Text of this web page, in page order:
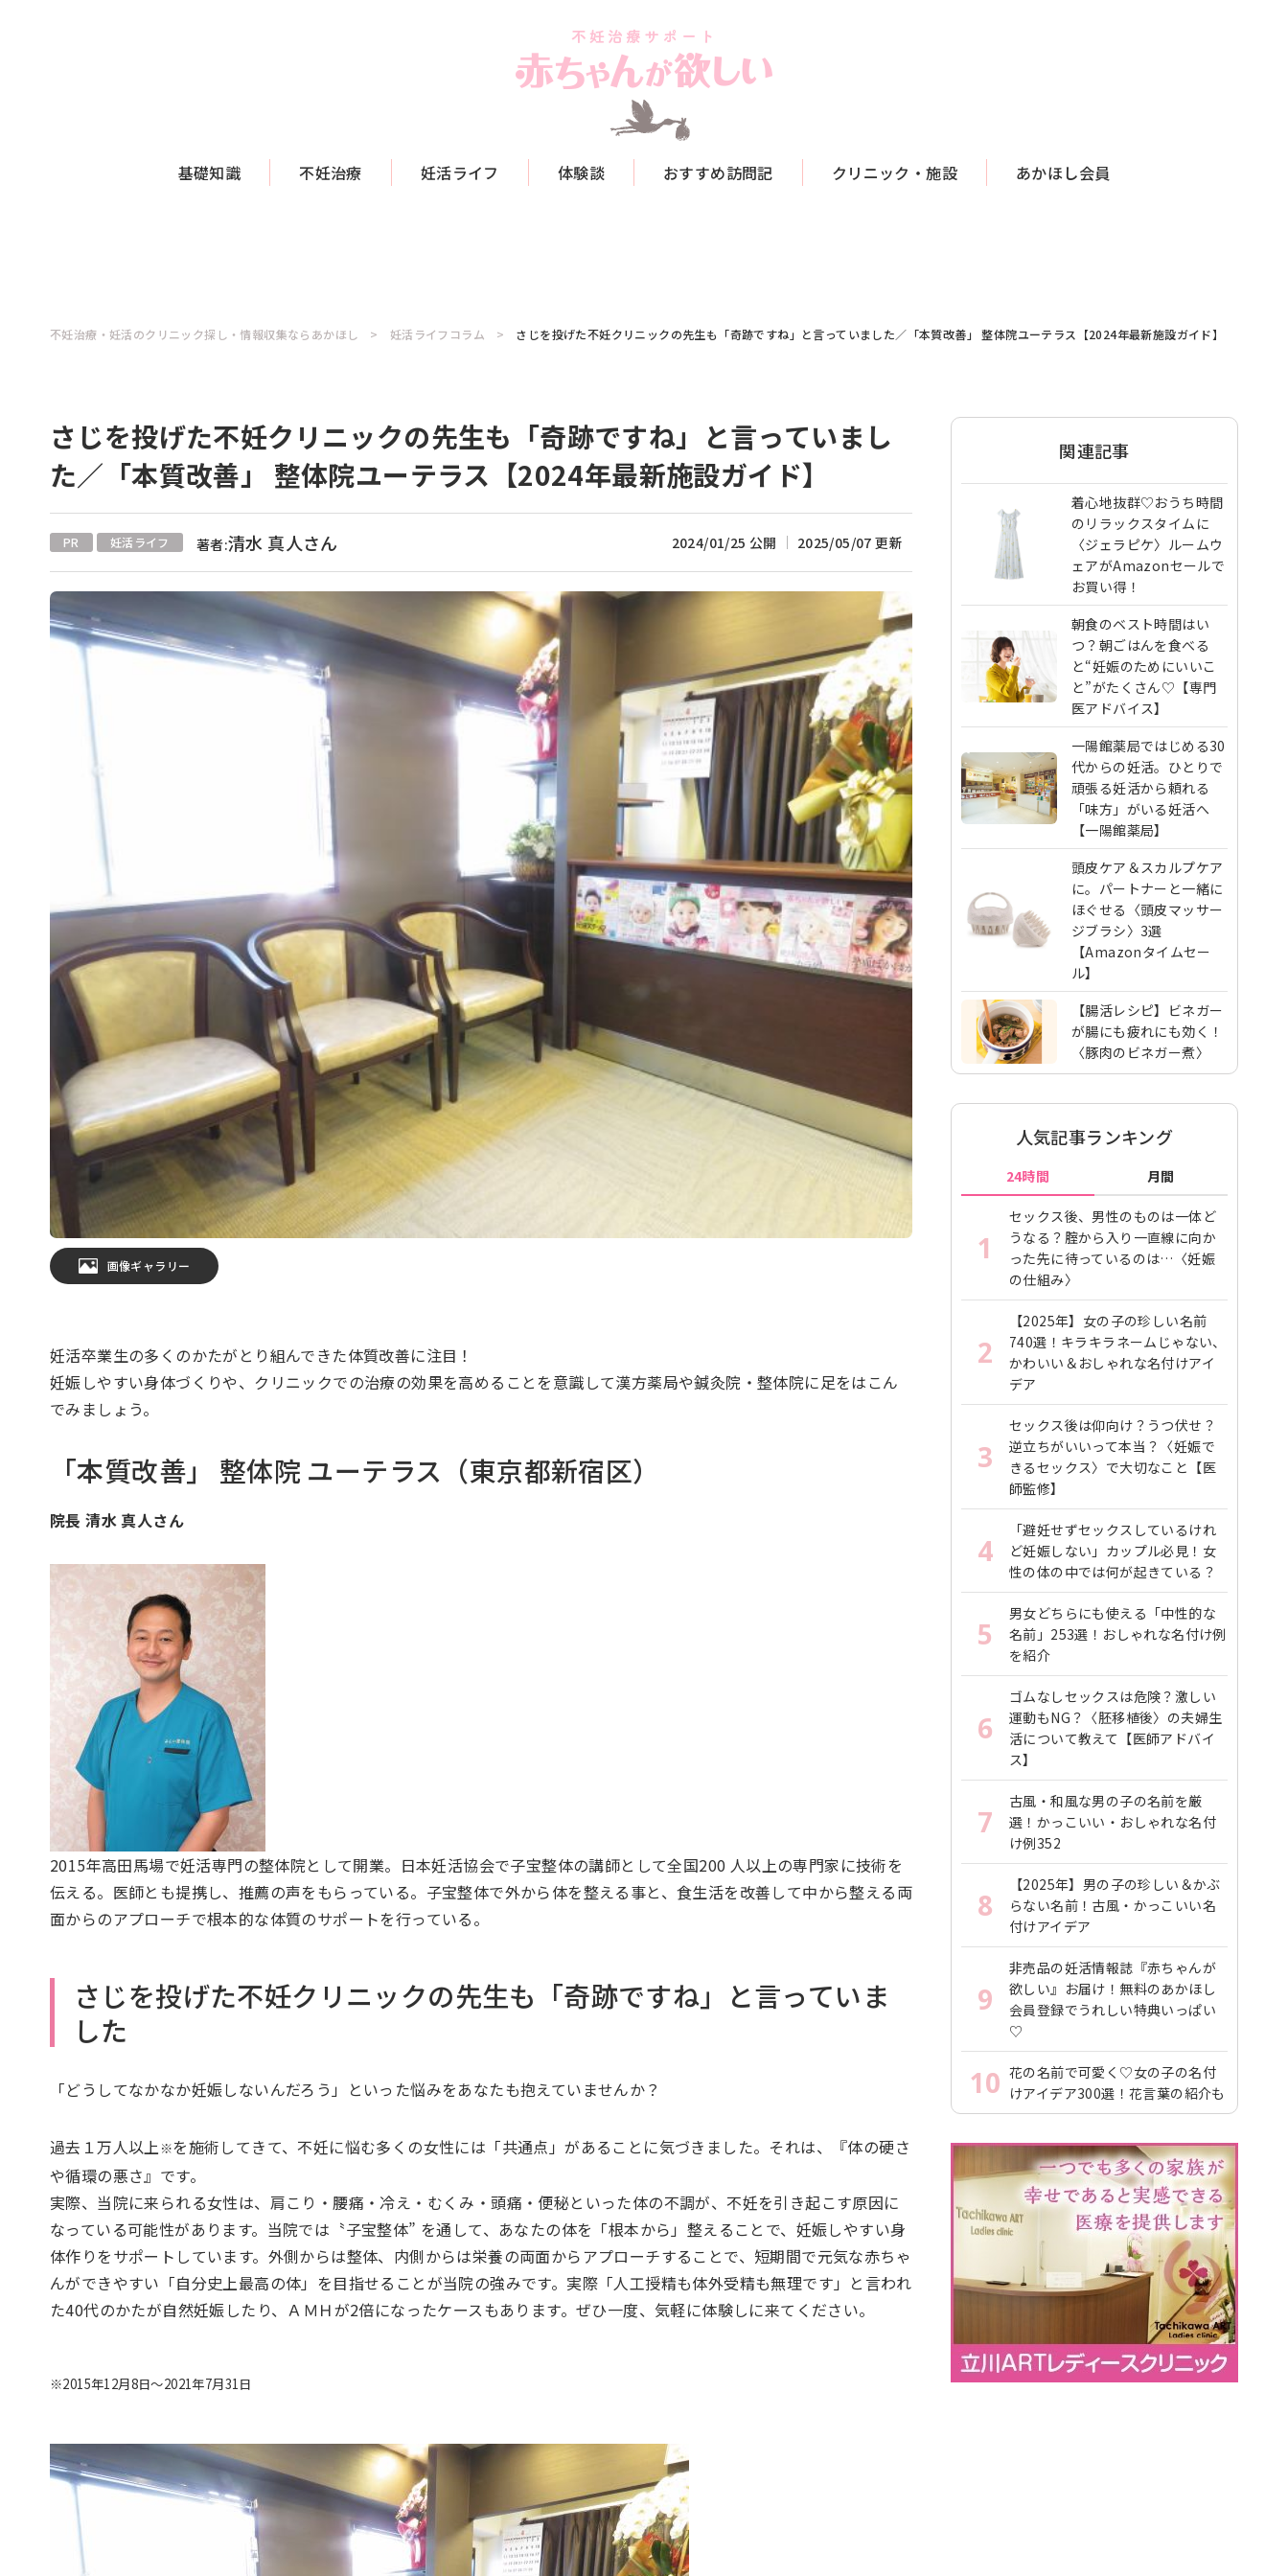
基礎知識 不妊治療 妊活ライフ 体験談 おすすめ訪問記 クリニック・施設 あかほし会員
不妊治療・妊活のクリニック探し・情報収集ならあかほし 妊活ライフコラム さじを投げた不妊クリニックの先生も「奇跡ですね」と言っていました／「本質改善」 整体院ユーテラス【2024年最新施設ガイド】
さじを投げた不妊クリニックの先生も「奇跡ですね」と言っていまし
た／「本質改善」 整体院ユーテラス【2024年最新施設ガイド】
PR 妊活ライフ 著者:清水 真人さん 2024/01/25 公開 2025/05/07 更新
画像ギャラリー
妊活卒業生の多くのかたがとり組んできた体質改善に注目！
妊娠しやすい身体づくりや、クリニックでの治療の効果を高めることを意識して漢方薬局や鍼灸院・整体院に足をはこん
でみましょう。
「本質改善」 整体院 ユーテラス （東京都新宿区）
院長 清水 真人さん
2015年高田馬場で妊活専門の整体院として開業。日本妊活協会で子宝整体の講師として全国200 人以上の専門家に技術を
伝える。医師とも提携し、推薦の声をもらっている。子宝整体で外から体を整える事と、食生活を改善して中から整える両
面からのアプローチで根本的な体質のサポートを行っている。
さじを投げた不妊クリニックの先生も「奇跡ですね」と言っていま
した
「どうしてなかなか妊娠しないんだろう」といった悩みをあなたも抱えていませんか？
過去１万人以上 ※を施術してきて、不妊に悩む多くの女性には「共通点」があることに気づきました。それは、『体の硬さ
や循環の悪さ』です。
実際、当院に来られる女性は、肩こり・腰痛・冷え・むくみ・頭痛・便秘といった体の不調が、不妊を引き起こす原因に
なっている可能性があります。当院では〝子宝整体” を通して、あなたの体を「根本から」整えることで、妊娠しやすい身
体作りをサポートしています。外側からは整体、内側からは栄養の両面からアプローチすることで、短期間で元気な赤ちゃ
んができやすい「自分史上最高の体」を目指せることが当院の強みです。実際「人工授精も体外受精も無理です」と言われ
た40代のかたが自然妊娠したり、ＡＭＨが2倍になったケースもあります。ぜひ一度、気軽に体験しに来てください。
※2015年12月8日〜2021年7月31日
関連記事
着心地抜群♡おうち時間
のリラックスタイムに
〈ジェラピケ〉ルームウ
ェアがAmazonセールで
お買い得！
朝食のベスト時間はい
つ？朝ごはんを食べる
と“妊娠のためにいいこ
と”がたくさん♡【専門
医アドバイス】
一陽館薬局ではじめる30
代からの妊活。ひとりで
頑張る妊活から頼れる
「味方」がいる妊活へ
【一陽館薬局】
頭皮ケア＆スカルプケア
に。パートナーと一緒に
ほぐせる〈頭皮マッサー
ジブラシ〉3選
【Amazonタイムセー
ル】
【腸活レシピ】ビネガー
が腸にも疲れにも効く！
〈豚肉のビネガー煮〉
人気記事ランキング
24時間 月間
1
セックス後、男性のものは一体ど
うなる？腟から入り一直線に向か
った先に待っているのは…〈妊娠
の仕組み〉
2
【2025年】女の子の珍しい名前
740選！キラキラネームじゃない、
かわいい＆おしゃれな名付けアイ
デア
3
セックス後は仰向け？うつ伏せ？
逆立ちがいいって本当？〈妊娠で
きるセックス〉で大切なこと【医
師監修】
4
「避妊せずセックスしているけれ
ど妊娠しない」カップル必見！女
性の体の中では何が起きている？
5
男女どちらにも使える「中性的な
名前」253選！おしゃれな名付け例
を紹介
6
ゴムなしセックスは危険？激しい
運動もNG？〈胚移植後〉の夫婦生
活について教えて【医師アドバイ
ス】
7
古風・和風な男の子の名前を厳
選！かっこいい・おしゃれな名付
け例352
8
【2025年】男の子の珍しい＆かぶ
らない名前！古風・かっこいい名
付けアイデア
9
非売品の妊活情報誌『赤ちゃんが
欲しい』お届け！無料のあかほし
会員登録でうれしい特典いっぱい
♡
10 花の名前で可愛く♡女の子の名付
けアイデア300選！花言葉の紹介も